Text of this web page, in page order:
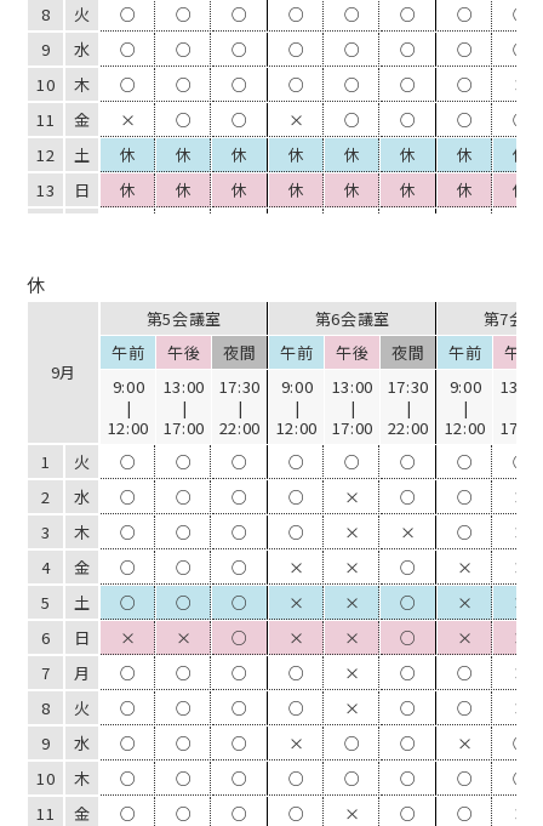
8
火 ○ ○ ○ ○ ○ ○ ○
○
9
水 ○ ○ ○ ○ ○ ○ ○
○
10
木 ○ ○ ○ ○ ○ ○ ○
×
11
金 × ○ ○ × ○ ○ ○
○
12
土 休 休 休 休 休 休 休
休
13
日 休 休 休 休 休 休 休
休
16
○ ○ ○ ○ ○ ○ ○
×
18
× × × × × × ○
○
× × ○ × × ○ ○
○
× × × × × × ○
○
21
月 × × × × × × ○
○
22
火 × × × × × × ○
○
23
水 × × × × × × ○
○
24
木 ○ ○ ○ ○ ○ ○ ○
○
25
金 × ○ ○ × ○ ○ ×
○
26
土 × × × × × × ○
○
27
日 × × × × × × ×
×
28
月 ○ ○ ○ ○ ○ ○ ○
○
29
火 ○ ○ ○ ○ ○ ○ ○
○
30
水 ○ ○ ○ ○ ○ ○ ○ ○
休
9月
第5会議室 第6会議室
第7会
午前
午後 夜間 午前 午後 夜間 午前
午後
9:00
|
12:00
13:00
|
17:00
17:30
|
22:00
9:00
|
12:00
13:00
|
17:00
17:30
|
22:00
9:00
|
12:00
13:00
17:00
1
火 ○ ○ ○ ○ ○ ○ ○
○
2
水 ○ ○ ○ ○ × ○ ○
×
3
木 ○ ○ ○ ○ × × ○
×
4
金 ○ ○ ○ × × ○ ×
×
5
土 ○ ○ ○ × × ○ ×
×
6
日 × × ○ × × ○ ×
×
7
月 ○ ○ ○ ○ × ○ ○
×
8
火 ○ ○ ○ ○ × ○ ○
×
9
水 ○ ○ ○ × ○ ○ ×
○
10
木 ○ ○ ○ ○ ○ ○ ○
○
11
金 ○ ○ ○ ○ × ○ ○
×